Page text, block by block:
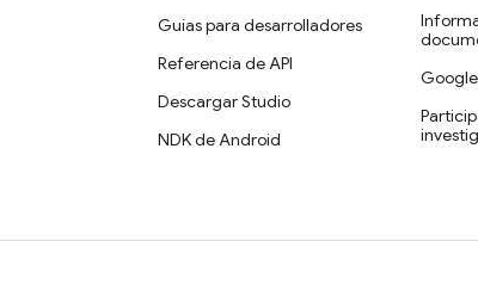
Guías para desarrolladores
Referencia de API
Descargar Studio
NDK de Android